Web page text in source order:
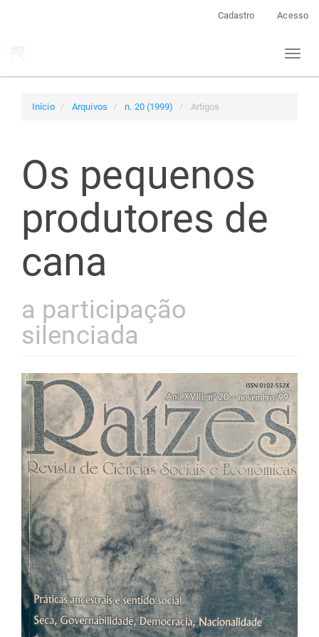
Cadastro Acesso
Toggle
Início Arquivos n. 20 (1999) Artigos
Os pequenos
produtores de
cana
a participação
silenciada
Barra
lateral
de
artigos